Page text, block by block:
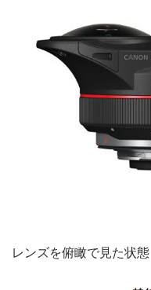
レンズを俯瞰で見た状態